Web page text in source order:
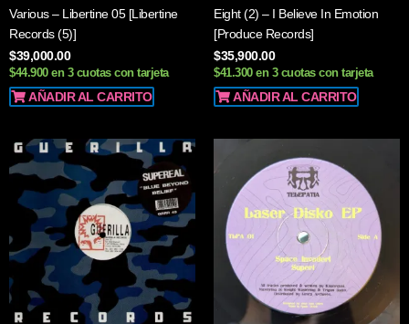
Various – Libertine 05 [Libertine
Records (5)]
$39,000.00
$44.900 en 3 cuotas con tarjeta
AÑADIR AL CARRITO
Eight (2) – I Believe In Emotion
[Produce Records]
$35,900.00
$41.300 en 3 cuotas con tarjeta
AÑADIR AL CARRITO